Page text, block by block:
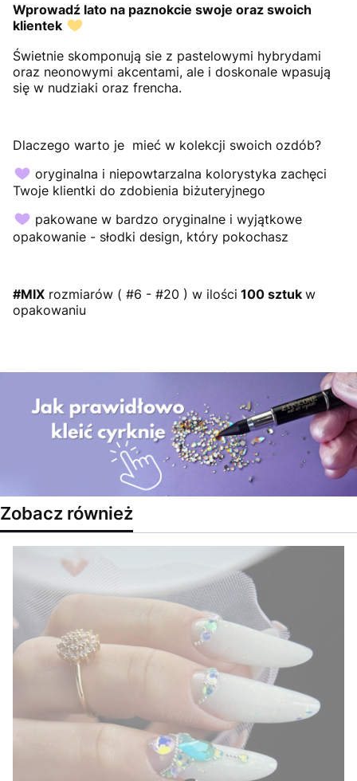
Wprowadź lato na paznokcie swoje oraz swoich
klientek
Świetnie skomponują sie z pastelowymi hybrydami
oraz neonowymi akcentami, ale i doskonale wpasują
się w nudziaki oraz frencha.
Dlaczego warto je mieć w kolekcji swoich ozdób?
oryginalna i niepowtarzalna kolorystyka zachęci
Twoje klientki do zdobienia biżuteryjnego
pakowane w bardzo oryginalne i wyjątkowe
opakowanie - słodki design, który pokochasz
#MIX rozmiarów ( #6 - #20 ) w ilości 100 sztuk w
opakowaniu
Zobacz również